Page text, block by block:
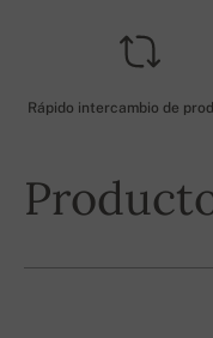
Rápido intercambio de